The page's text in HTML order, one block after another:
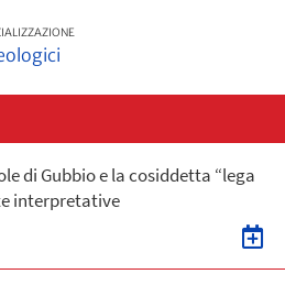
di Gubbio e la cosiddetta “lega
interpretative